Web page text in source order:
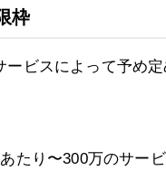
枠
ービスによって予め定
たり〜300万のサー